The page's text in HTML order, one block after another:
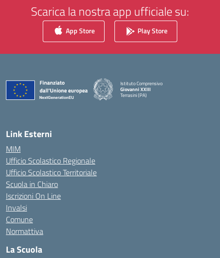
Scarica la nostra app ufficiale su:
App Store Play Store
Istituto Comprensivo
Giovanni XXIII
Terrasini (PA)
Link Esterni
MIM
Ufficio Scolastico Regionale
Ufficio Scolastico Territoriale
Scuola in Chiaro
Iscrizioni On Line
Invalsi
Comune
Normattiva
La Scuola